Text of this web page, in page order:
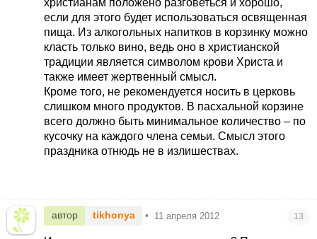
христианам положено разговеться и хорошо,
если для этого будет использоваться освященная
пища. Из алкогольных напитков в корзинку можно
класть только вино, ведь оно в христианской
традиции является символом крови Христа и
также имеет жертвенный смысл.
Кроме того, не рекомендуется носить в церковь
слишком много продуктов. В пасхальной корзине
всего должно быть минимальное количество – по
кусочку на каждого члена семьи. Смысл этого
праздника отнюдь не в излишествах.
автор tikhonya • 11 апреля 2012 13